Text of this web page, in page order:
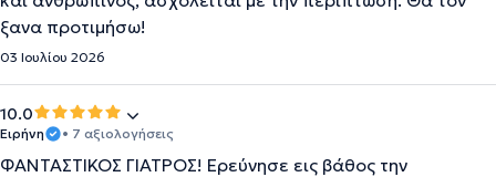
ξανα προτιμήσω!
03 Ιουλίου 2026
10.0
Ειρήνη • 7 αξιολογήσεις
ΦΑΝΤΑΣΤΙΚΟΣ ΓΙΑΤΡΟΣ! Ερεύνησε εις βάθος την